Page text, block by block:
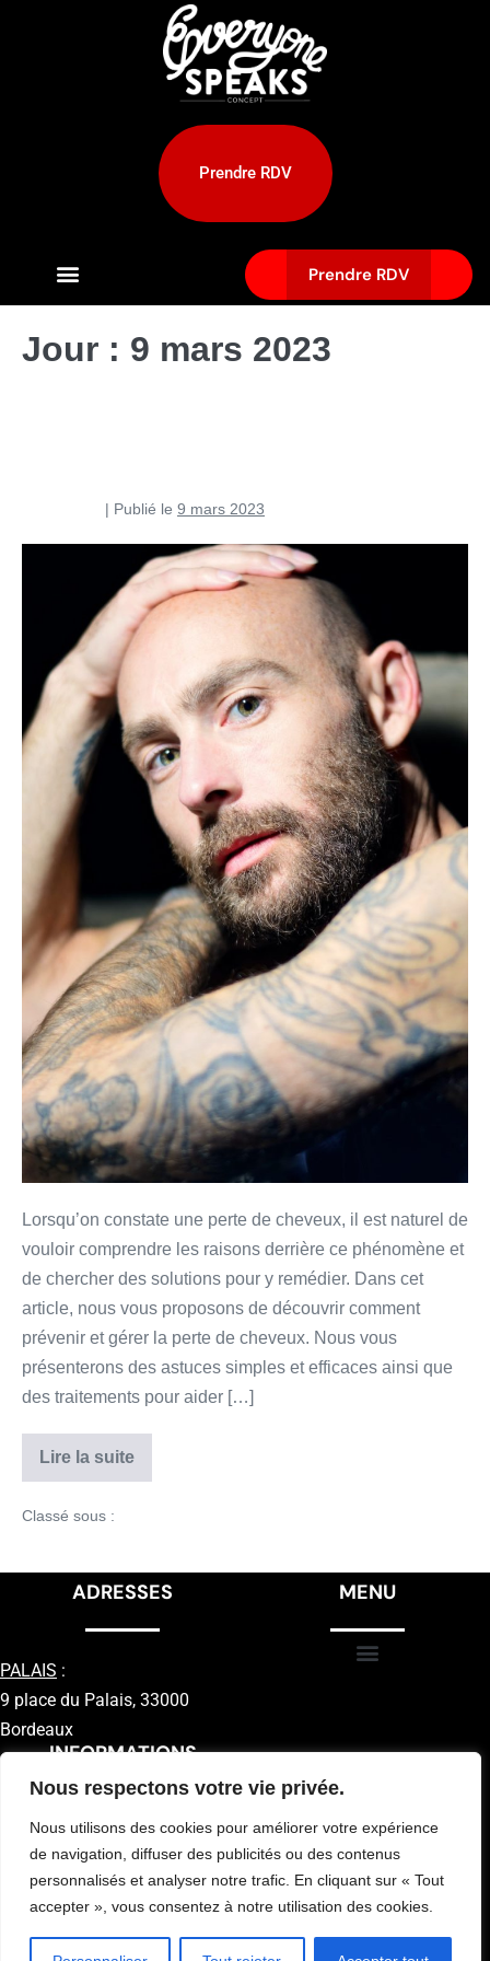
Nous respectons votre vie privée.
Nous utilisons des cookies pour améliorer votre expérience
de navigation, diffuser des publicités ou des contenus
personnalisés et analyser notre trafic. En cliquant sur « Tout
accepter », vous consentez à notre utilisation des cookies.
Prendre RDV
Prendre RDV
Jour : 9 mars 2023
| Publié le 9 mars 2023
Lorsqu’on constate une perte de cheveux, il est naturel de
vouloir comprendre les raisons derrière ce phénomène et
de chercher des solutions pour y remédier. Dans cet
article, nous vous proposons de découvrir comment
prévenir et gérer la perte de cheveux. Nous vous
présenterons des astuces simples et efficaces ainsi que
des traitements pour aider […]
Lire la suite
Classé sous :
INFORMATIONS
MENU
ADRESSES
PALAIS :
9 place du Palais, 33000
Bordeaux